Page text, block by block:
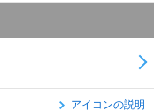
アイコンの説明